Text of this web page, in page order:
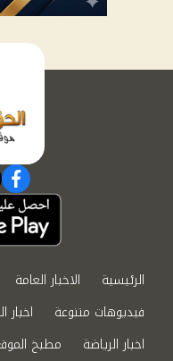
الرئيسية الاخبار العامة
فيديوهات متنوعة
اخبار
اخبار الرياضة
مطبخ